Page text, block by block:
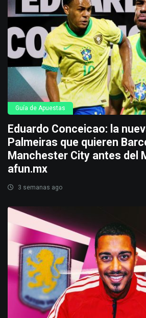
Guía de Apuestas
Eduardo Conceicao: la
Palmeiras que quieren
Manchester City antes del
afun.mx
3 semanas ago